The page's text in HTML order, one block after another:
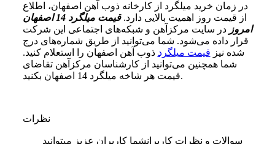
در زمان خرید میلگرد از کارخانه ذوب آهن اصفهان، اطلاع
از قیمت روز اهمیت بالایی دارد.قیمت میلگرد 14 اصفهان
امروز در سایت مرکزآهن و شبکه‌های اجتماعی این شرکت
قرار داده می‌شود. شما می‌توانید از طریق شماره‌های درج
شده نیز قیمت میلگرد ذوب آهن اصفهان را استعلام کنید.
شما همچنین می‌توانید از کارشناسان مرکزآهن تقاضای
قیمت هر شاخه میلگرد 14 اصفهان بکنید.
نظرات
سوالات و نظرات کاربرانشما کاربران عزیز میتوانید